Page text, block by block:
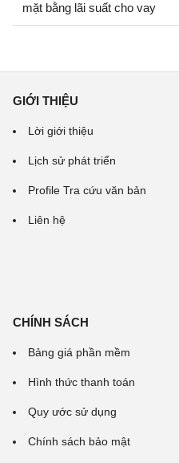
mặt bằng lãi suất cho vay
GIỚI THIỆU
Lời giới thiệu
Lịch sử phát triển
Profile Tra cứu văn bản
Liên hệ
CHÍNH SÁCH
Bảng giá phần mềm
Hình thức thanh toán
Quy ước sử dụng
Chính sách bảo mật